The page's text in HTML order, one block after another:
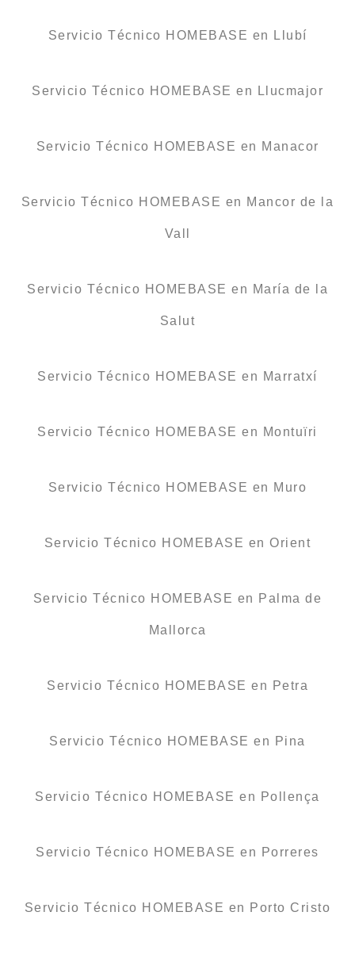
Servicio Técnico HOMEBASE en Llubí
Servicio Técnico HOMEBASE en Llucmajor
Servicio Técnico HOMEBASE en Manacor
Servicio Técnico HOMEBASE en Mancor de la
Vall
Servicio Técnico HOMEBASE en María de la
Salut
Servicio Técnico HOMEBASE en Marratxí
Servicio Técnico HOMEBASE en Montuïri
Servicio Técnico HOMEBASE en Muro
Servicio Técnico HOMEBASE en Orient
Servicio Técnico HOMEBASE en Palma de
Mallorca
Servicio Técnico HOMEBASE en Petra
Servicio Técnico HOMEBASE en Pina
Servicio Técnico HOMEBASE en Pollença
Servicio Técnico HOMEBASE en Porreres
Servicio Técnico HOMEBASE en Porto Cristo